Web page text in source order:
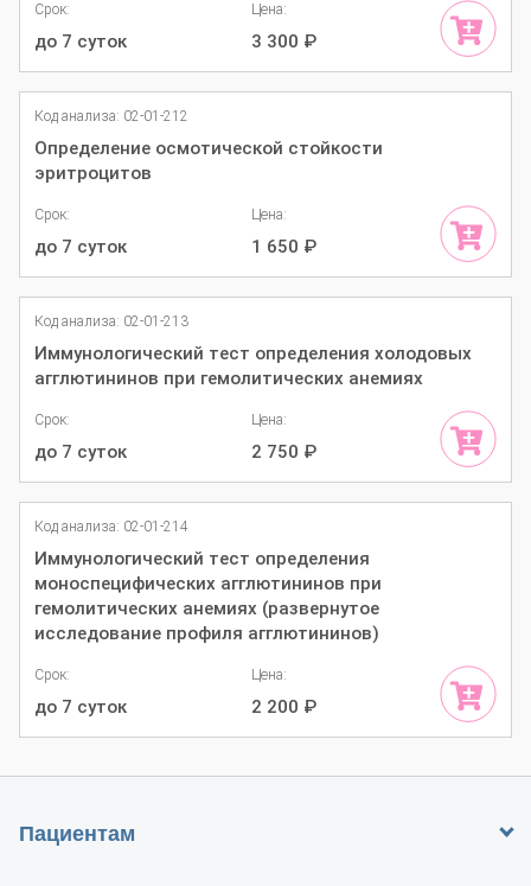
Срок:
до 7 суток
Цена:
3 300 ₽
Код анализа: 02-01-212
Определение осмотической стойкости
эритроцитов
Срок:
до 7 суток
Цена:
1 650 ₽
Код анализа: 02-01-213
Иммунологический тест определения холодовых
агглютининов при гемолитических анемиях
Срок:
до 7 суток
Цена:
2 750 ₽
Код анализа: 02-01-214
Иммунологический тест определения
моноспецифических агглютининов при
гемолитических анемиях (развернутое
исследование профиля агглютининов)
Срок:
до 7 суток
Цена:
2 200 ₽
Пациентам